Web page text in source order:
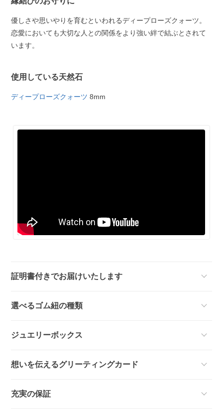
優しさや思いやりを育むといわれるディープローズクォーツ。
恋愛においても大切な人との関係をより強い絆で結ぶとされて
います。
使用している天然石
ディープローズクォーツ 8mm
証明書付きでお届けいたします
選べるゴム紐の種類
ジュエリーボックス
想いを伝えるグリーティングカード
充実の保証